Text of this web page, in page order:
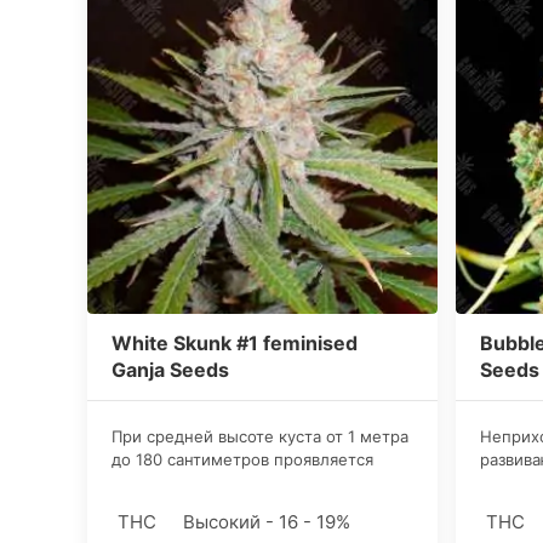
White Skunk #1 feminised
Ganja Seeds
При средней высоте куста от 1 метра
до 180 сантиметров проявляется
которые усыпаны сияющими
THC Высокий - 16 - 19%
Seeds
THC